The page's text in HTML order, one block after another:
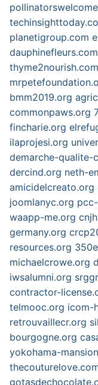
planetigroup.com
dauphinefleurs.com
thyme2nourish.com
bmm2019.org
commonpaws.org
fincharie.org
ilaprojesi.org
demarche-qualite-
dercind.org neth-
amicidelcreato.org
joomlanyc.org
waapp-me.org
germany.org
resources.org
michaelcrowe.org
iwsalumni.org
contractor-
telmooc.org icom-
retrouvaillecr.org
bourgogne.org
yokohama-